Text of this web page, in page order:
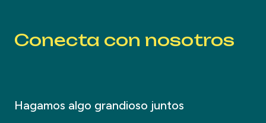
Conecta con nosotros
Hagamos algo grandioso juntos